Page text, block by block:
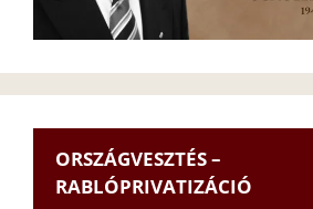
ORSZÁGVESZTÉS –
RABLÓPRIVATIZÁCIÓ